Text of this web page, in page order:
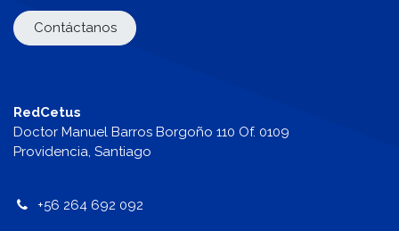
Contáctanos
RedCetus
Doctor Manuel Barros Borgoño 110 Of. 0109
Providencia, Santiago
+56 264 692 092